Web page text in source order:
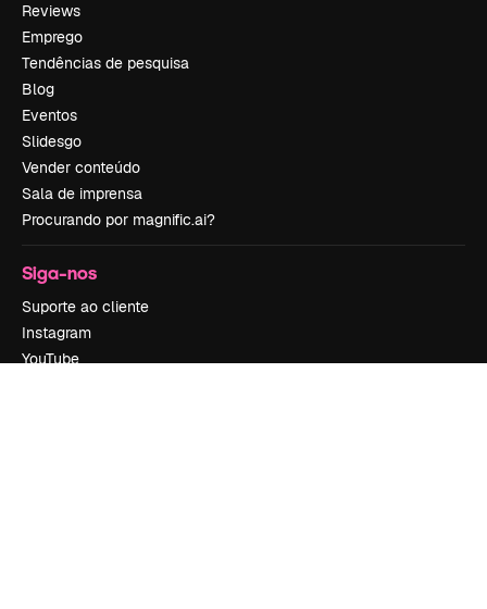
Reviews
Emprego
Tendências de pesquisa
Blog
Eventos
Slidesgo
Vender conteúdo
Sala de imprensa
Procurando por magnific.ai?
Siga-nos
Suporte ao cliente
Instagram
YouTube